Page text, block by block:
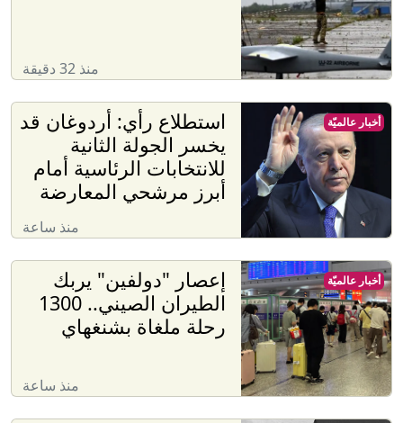
منذ 32 دقيقة
استطلاع رأي: أردوغان قد
يخسر الجولة الثانية
للانتخابات الرئاسية أمام
أبرز مرشحي المعارضة
منذ ساعة
أخبار عالميّة
إعصار "دولفين" يربك
الطيران الصيني.. 1300
رحلة ملغاة بشنغهاي
منذ ساعة
أخبار عالميّة